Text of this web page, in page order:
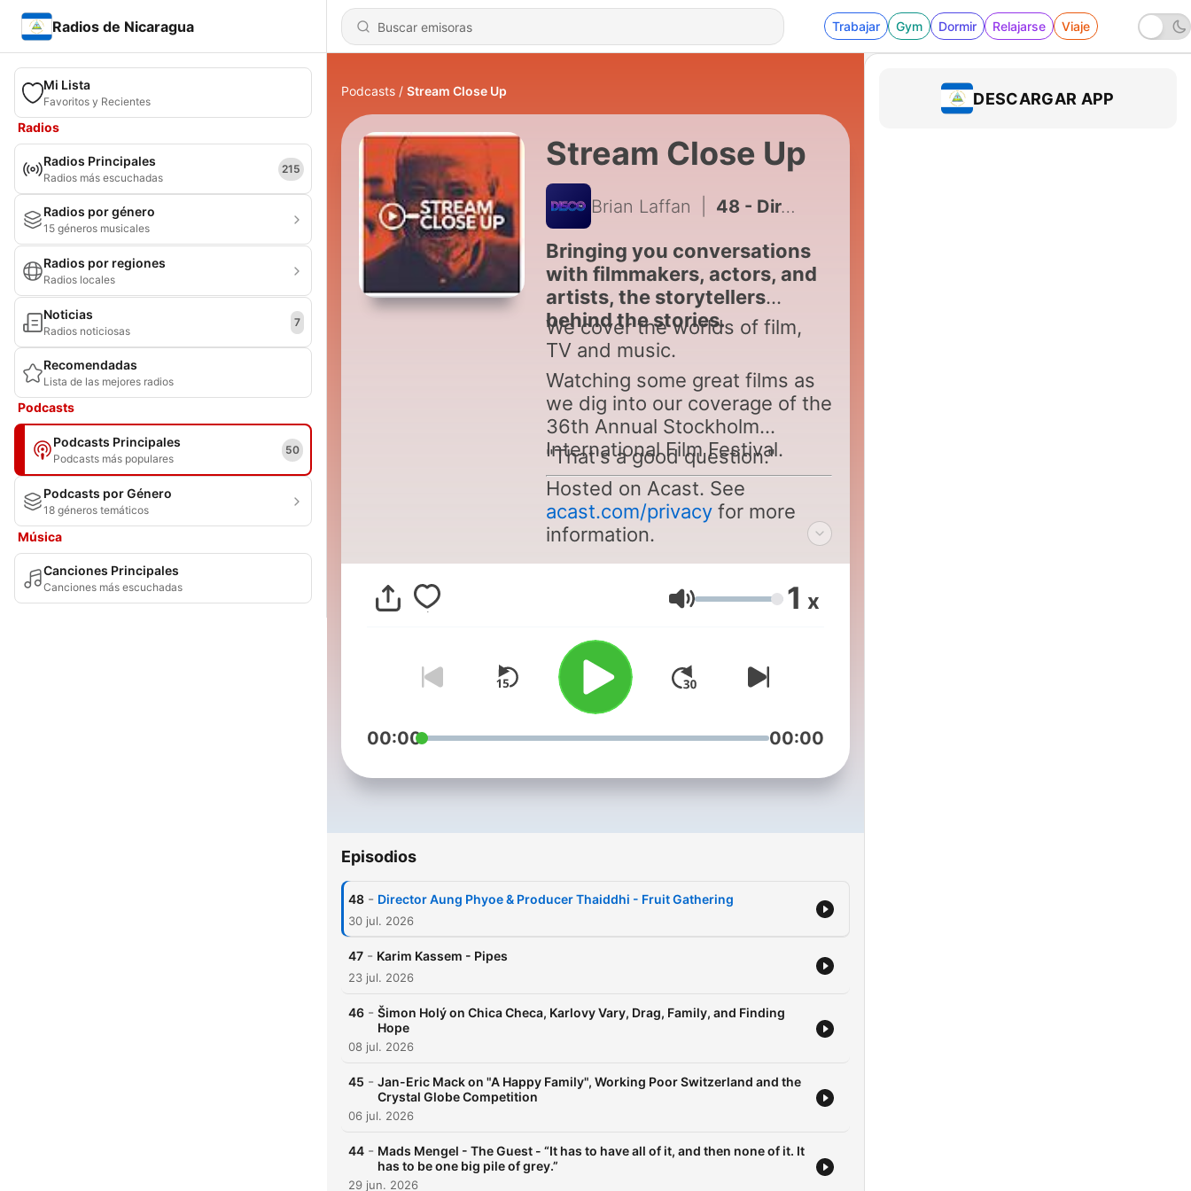
Radios de Nicaragua Trabajar Gym Dormir Relajarse Viaje
Mi Lista
Favoritos y Recientes
Radios
Radios Principales
Radios más escuchadas
215
Radios por género
15 géneros musicales
Radios por regiones
Radios locales
Noticias
Radios noticiosas
7
Recomendadas
Lista de las mejores radios
Podcasts
Podcasts Principales
Podcasts más populares
50
Podcasts por Género
18 géneros temáticos
Música
Canciones Principales
Canciones más escuchadas
Podcasts Stream Close Up
Stream Close Up
Brian Laffan 48 - Director Aung Phyoe & Producer Thaiddhi - Fruit Gathering
Bringing you conversations
with filmmakers, actors, and
artists, the storytellers
behind the stories.
We cover the worlds of film,
TV and music.
Watching some great films as
we dig into our coverage of the
36th Annual Stockholm
International Film Festival.
"That's a good question."
Hosted on Acast. See
acast.com/privacyfor more
information.
Volumen 1 x
00:00 00:00
Episodios
48 - Director Aung Phyoe & Producer Thaiddhi - Fruit Gathering
30 jul. 2026
47 - Karim Kassem - Pipes
23 jul. 2026
46 - Šimon Holý on Chica Checa, Karlovy Vary, Drag, Family, and Finding
Hope
08 jul. 2026
45 - Jan-Eric Mack on "A Happy Family", Working Poor Switzerland and the
Crystal Globe Competition
06 jul. 2026
44 - Mads Mengel - The Guest - “It has to have all of it, and then none of it. It
has to be one big pile of grey.”
29 jun. 2026
DESCARGAR APP